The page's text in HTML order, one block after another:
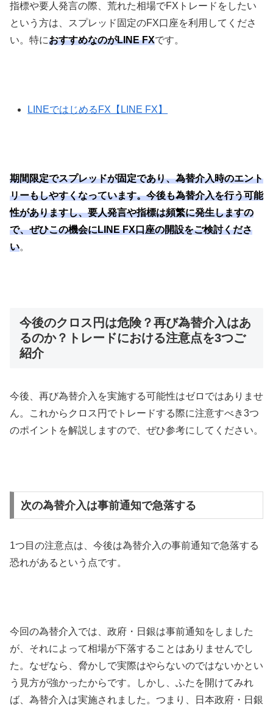
指標や要人発言の際、荒れた相場でFX トレードをしたい
という方は、スプレッド固定のFX口座を利用してくださ
い。特におすすめなのがLINE FXです。
LINEではじめるFX【LINE FX】
期間限定でスプレッドが固定であり、為替介入時のエント
リーもしやすくなっています。今後も為替介入を行う可能
性がありますし、要人発言や指標は頻繁に発生しますの
で、ぜひこの機会にLINE FX口座の開設をご検討くださ
い。
今後のクロス円は危険？再び為替介入はあ
るのか？トレードにおける注意点を3つご
紹介
今後、再び為替介入を実施する可能性はゼロではありませ
ん。これからクロス円でトレードする際に注意すべき3つ
のポイントを解説しますので、ぜひ参考にしてください。
次の為替介入は事前通知で急落する
1つ目の注意点は、今後は為替介入の事前通知で急落する
恐れがあるという点です。
今回の為替介入では、政府・日銀は事前通知をしました
が、それによって相場が下落することはありませんでし
た。なぜなら、脅かしで実際はやらないのではないかとい
う見方が強かったからです。しかし、ふたを開けてみれ
ば、為替介入は実施されました。つまり、日本政府・日銀